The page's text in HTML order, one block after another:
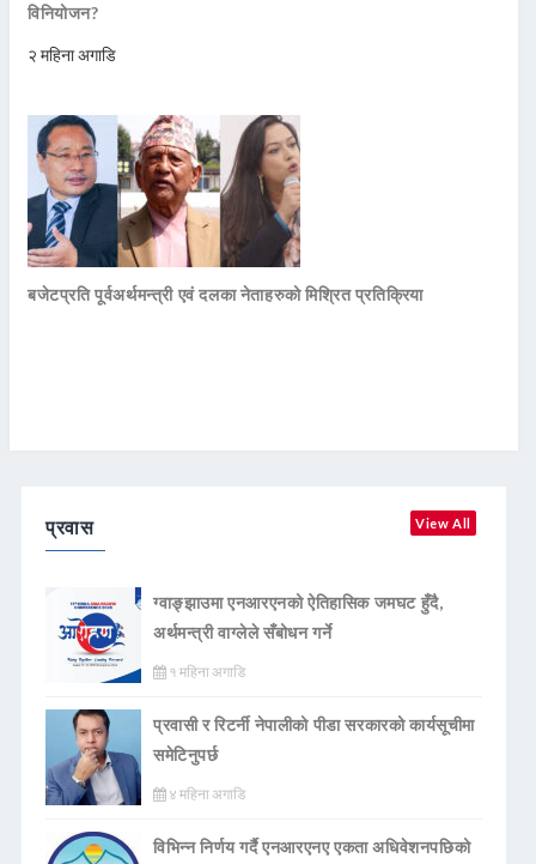
विनियोजन?
२ महिना अगाडि
बजेटप्रति पूर्वअर्थमन्त्री एवं दलका नेताहरुको मिश्रित प्रतिक्रिया
प्रवास View All
ग्वाङ्झाउमा एनआरएनको ऐतिहासिक जमघट हुँदै,
अर्थमन्त्री वाग्लेले सँबोधन गर्ने
१ महिना अगाडि
प्रवासी र रिटर्नी नेपालीको पीडा सरकारको कार्यसूचीमा
समेटिनुपर्छ
४ महिना अगाडि
विभिन्न निर्णय गर्दै एनआरएनए एकता अधिवेशनपछिको